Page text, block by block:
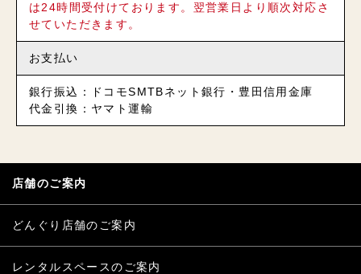
は24時間受付けております。翌営業日より順次対応さ
せていただきます。
お支払い
銀行振込：ドコモSMTBネット銀行・豊田信用金庫
代金引換：ヤマト運輸
店舗のご案内
どんぐり店舗のご案内
レンタルスペースのご案内